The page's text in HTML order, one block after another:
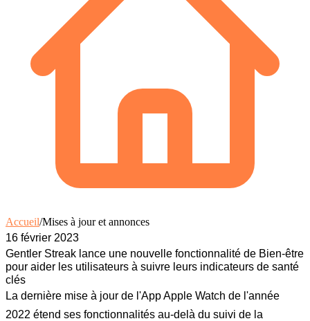
Accueil/Mises à jour et annonces
16 février 2023
Gentler Streak lance une nouvelle fonctionnalité de Bien-être
pour aider les utilisateurs à suivre leurs indicateurs de santé
clés
La dernière mise à jour de l'App Apple Watch de l'année
2022 étend ses fonctionnalités au-delà du suivi de la